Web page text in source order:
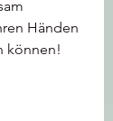
Händen
können!